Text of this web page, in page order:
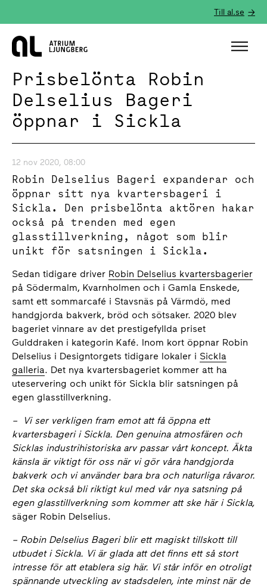
Till al.se
Hem
Prisbelönta Robin
Delselius Bageri
öppnar i Sickla
12 nov 2020, 08:00
Robin Delselius Bageri expanderar och
öppnar sitt nya kvartersbageri i
Sickla. Den prisbelönta aktören hakar
också på trenden med egen
glasstillverkning, något som blir
unikt för satsningen i Sickla.
Sedan tidigare driver Robin Delselius kvartersbagerier
på Södermalm, Kvarnholmen och i Gamla Enskede,
samt ett sommarcafé i Stavsnäs på Värmdö, med
handgjorda bakverk, bröd och sötsaker. 2020 blev
bageriet vinnare av det prestigefyllda priset
Gulddraken i kategorin Kafé. Inom kort öppnar Robin
Delselius i Designtorgets tidigare lokaler i Sickla
galleria. Det nya kvartersbageriet kommer att ha
uteservering och unikt för Sickla blir satsningen på
egen glasstillverkning.
– Vi ser verkligen fram emot att få öppna ett
kvartersbageri i Sickla. Den genuina atmosfären och
Sicklas industrihistoriska arv passar vårt koncept. Äkta
känsla är viktigt för oss när vi gör våra handgjorda
bakverk och vi använder bara bra och naturliga råvaror.
Det ska också bli riktigt kul med vår nya satsning på
egen glasstillverkning som kommer att ske här i Sickla,
säger Robin Delselius.
– Robin Delselius Bageri blir ett magiskt tillskott till
utbudet i Sickla. Vi är glada att det finns ett så stort
intresse för att etablera sig här. Vi står inför en otroligt
spännande utveckling av stadsdelen, inte minst när de